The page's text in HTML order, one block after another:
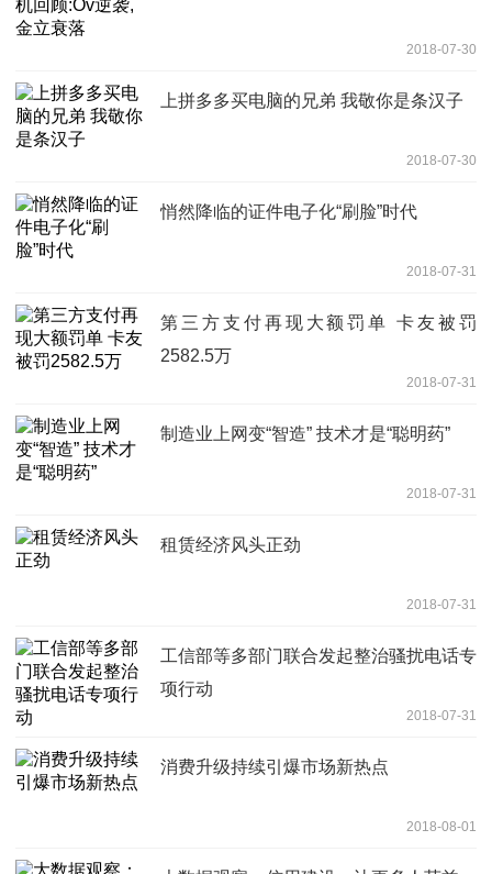
2018-07-30
上拼多多买电脑的兄弟 我敬你是条汉子
2018-07-30
悄然降临的证件电子化“刷脸”时代
2018-07-31
第三方支付再现大额罚单 卡友被罚
2582.5万
2018-07-31
制造业上网变“智造” 技术才是“聪明药”
2018-07-31
租赁经济风头正劲
2018-07-31
工信部等多部门联合发起整治骚扰电话专
项行动
2018-07-31
消费升级持续引爆市场新热点
2018-08-01